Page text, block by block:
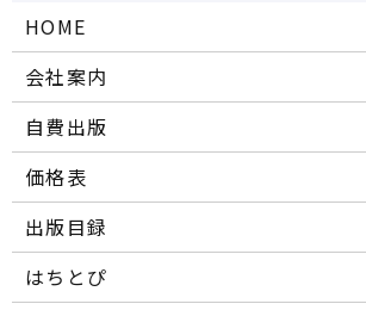
HOME
会社案内
自費出版
価格表
出版目録
はちとぴ